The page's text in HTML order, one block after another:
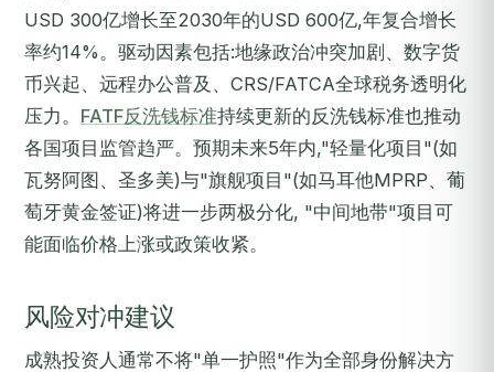
USD 300亿增长至2030年的USD 600亿,年复合增长
率约14%。驱动因素包括:地缘政治冲突加剧、数字货
币兴起、远程办公普及、CRS/FATCA全球税务透明化
压力。 FATF反洗钱标准持续更新的反洗钱标准也推动
各国项目监管趋严。预期未来5年内,"轻量化项目"(如
瓦努阿图、圣多美)与"旗舰项目"(如马耳他MPRP、葡
萄牙黄金签证)将进一步两极分化, "中间地带"项目可
能面临价格上涨或政策收紧。
风险对冲建议
成熟投资人通常不将"单一护照"作为全部身份解决方